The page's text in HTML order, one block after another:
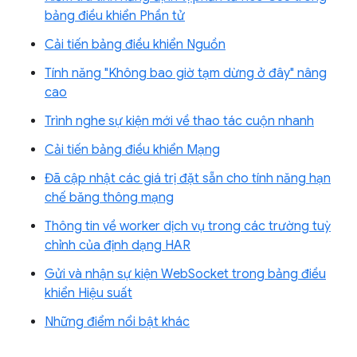
bảng điều khiển Phần tử
Cải tiến bảng điều khiển Nguồn
Tính năng "Không bao giờ tạm dừng ở đây" nâng
cao
Trình nghe sự kiện mới về thao tác cuộn nhanh
Cải tiến bảng điều khiển Mạng
Đã cập nhật các giá trị đặt sẵn cho tính năng hạn
chế băng thông mạng
Thông tin về worker dịch vụ trong các trường tuỳ
chỉnh của định dạng HAR
Gửi và nhận sự kiện WebSocket trong bảng điều
khiển Hiệu suất
Những điểm nổi bật khác